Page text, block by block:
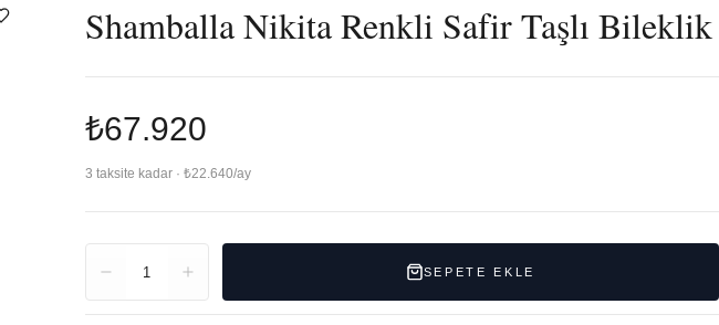
Shamballa Nikita Renkli Safir Taşlı Bileklik
₺67.920
3 taksite kadar · ₺22.640/ay
1 SEPETE EKLE